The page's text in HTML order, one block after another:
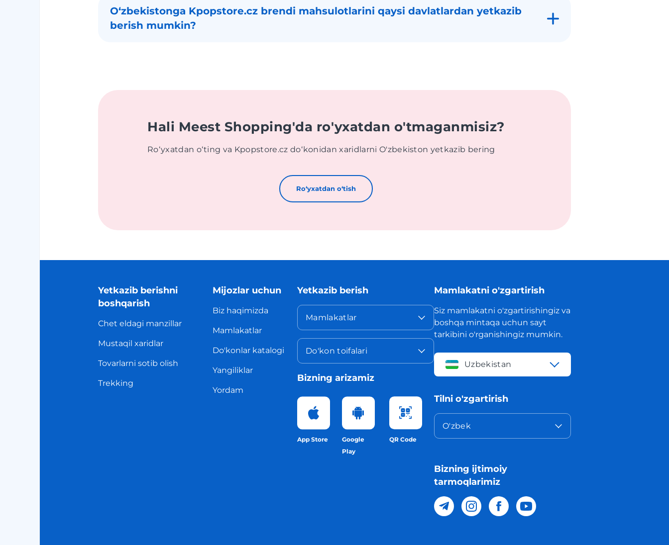
Oʻzbekistonga Kpopstore.cz brendi mahsulotlarini qaysi davlatlardan yetkazib
berish mumkin?
Hali Meest Shopping'da ro'yxatdan o'tmaganmisiz?
Roʻyxatdan oʻting va Kpopstore.cz doʻkonidan xaridlarni O'zbekiston yetkazib bering
Roʻyxatdan oʻtish
Yetkazib berishni
boshqarish
Chet eldagi manzillar
Mustaqil xaridlar
Tovarlarni sotib olish
Trekking
Mijozlar uchun
Biz haqimizda
Mamlakatlar
Do'konlar katalogi
Yangiliklar
Yordam
Yetkazib berish
Mamlakatlar
Do'kon toifalari
Bizning arizamiz
App Store
Google
Play
QR Code
Mamlakatni o'zgartirish
Siz mamlakatni o'zgartirishingiz va
boshqa mintaqa uchun sayt
tarkibini o'rganishingiz mumkin.
Uzbekistan
Tilni o'zgartirish
O'zbek
Bizning ijtimoiy
tarmoqlarimiz